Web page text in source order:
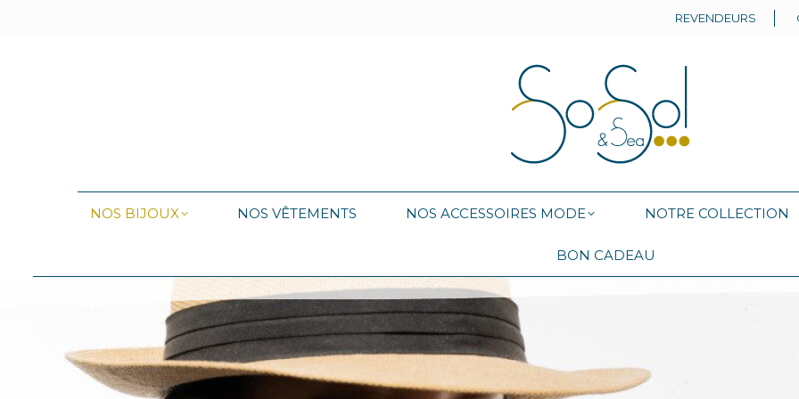
REVENDEURS
NOS BIJOUX NOS VÊTEMENTS NOS ACCESSOIRES MODE NOTRE COLLECTION
BON CADEAU
NOTRE COLLECTION
BON CADEAU